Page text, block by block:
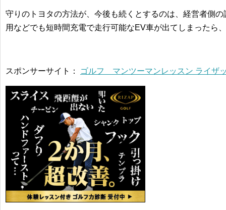
守りのトヨタの方法が、今後も続くとするのは、経営者側
用などでも短時間充電で走行可能なEV車が出てしまったら
スポンサーサイト： ゴルフ マンツーマンレッスン ライザ